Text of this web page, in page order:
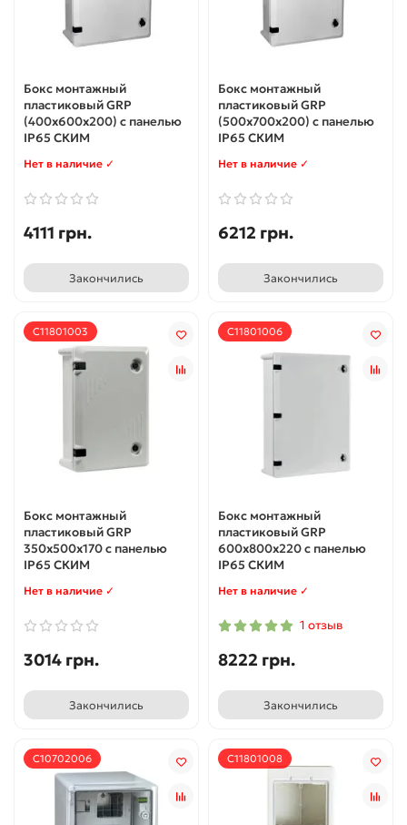
Бокс монтажный
пластиковый GRP
(400х600х200) с панелью
IP65 СКИМ
Нет в наличие ✓
4111 грн.
Закончились
Бокс монтажный
пластиковый GRP
(500х700х200) с панелью
IP65 СКИМ
Нет в наличие ✓
6212 грн.
Закончились
С11801003
Бокс монтажный
пластиковый GRP
350х500х170 с панелью
IP65 СКИМ
Нет в наличие ✓
3014 грн.
Закончились
С11801006
Бокс монтажный
пластиковый GRP
600х800х220 с панелью
IP65 СКИМ
Нет в наличие ✓
1 отзыв
8222 грн.
Закончились
С10702006 С11801008